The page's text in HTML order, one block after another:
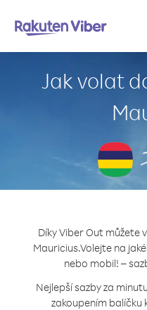
Jak volat
Díky Viber Out můžete
Mauricius.Volejte na
nebo mobil! –
Nejlepší sazby za
zakoupením